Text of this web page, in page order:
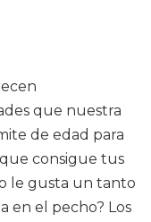
que nuestra
de edad para
consigue tus
le gusta un tanto
en el pecho? Los